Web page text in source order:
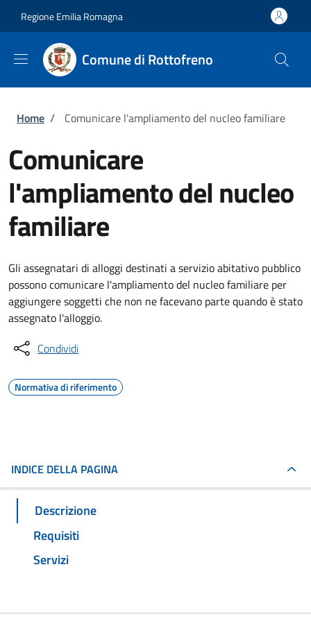
Regione Emilia Romagna
Comune di Rottofreno
Briciole di pane
Home / Comunicare l'ampliamento del nucleo familiare
Comunicare
l'ampliamento del nucleo
familiare
Gli assegnatari di alloggi destinati a servizio abitativo pubblico
possono comunicare l'ampliamento del nucleo familiare per
aggiungere soggetti che non ne facevano parte quando è stato
assegnato l'alloggio.
Condividi
Normativa di riferimento
INDICE DELLA PAGINA
Descrizione
Requisiti
Servizi